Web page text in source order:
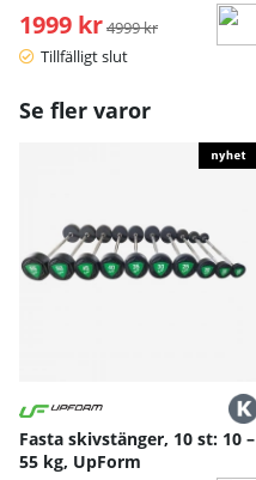
1999 kr Ordinarie pris:
4999 kr
Tillfälligt slut
Se fler varor
Fasta skivstänger, 10 st: 10 –
55 kg, UpForm